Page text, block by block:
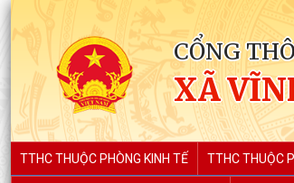
CỔNG
XÃ
TTHC THUỘC PHÒNG KINH TẾ TTHC THUỘC